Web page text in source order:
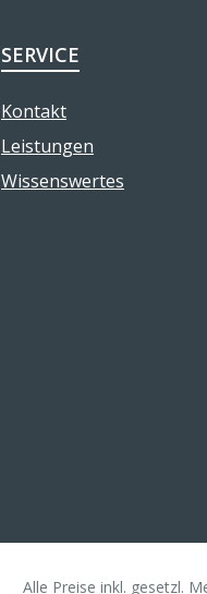
SERVICE
Kontakt
Leistungen
Wissenswertes
Alle Preise inkl. gesetzl.